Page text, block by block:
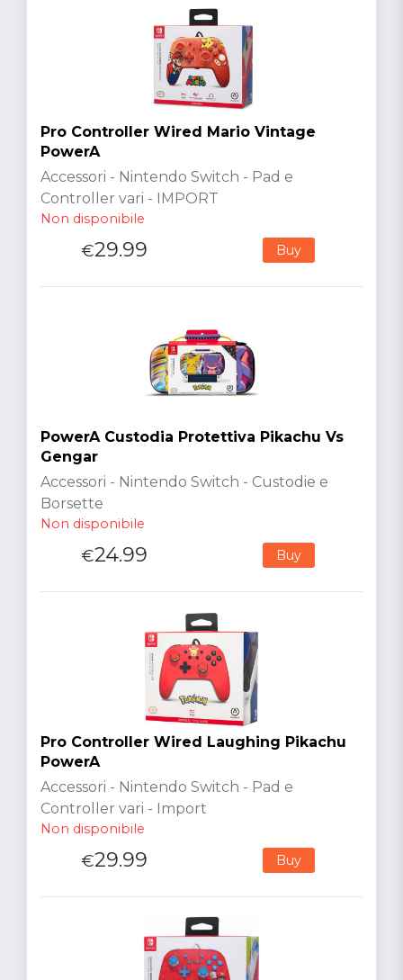
Pro Controller Wired Mario Vintage
PowerA
Accessori - Nintendo Switch - Pad e
Controller vari - IMPORT
Non disponibile
€29.99 Buy
PowerA Custodia Protettiva Pikachu Vs
Gengar
Accessori - Nintendo Switch - Custodie e
Borsette
Non disponibile
€24.99 Buy
Pro Controller Wired Laughing Pikachu
PowerA
Accessori - Nintendo Switch - Pad e
Controller vari - Import
Non disponibile
€29.99 Buy